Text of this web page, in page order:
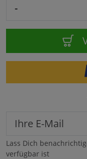
-
Lass Dich
verfügbar ist